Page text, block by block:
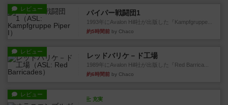
レビュー パイパー戦闘団1
1993年にAvalon Hill社が出版した『Kampfgruppe...
約5時間前 by Chaco
レビュー レッドバリケ－ド工場
1989年にAvalon Hill社が出版した『Red Barrica...
約6時間前 by Chaco
レビュー
充実